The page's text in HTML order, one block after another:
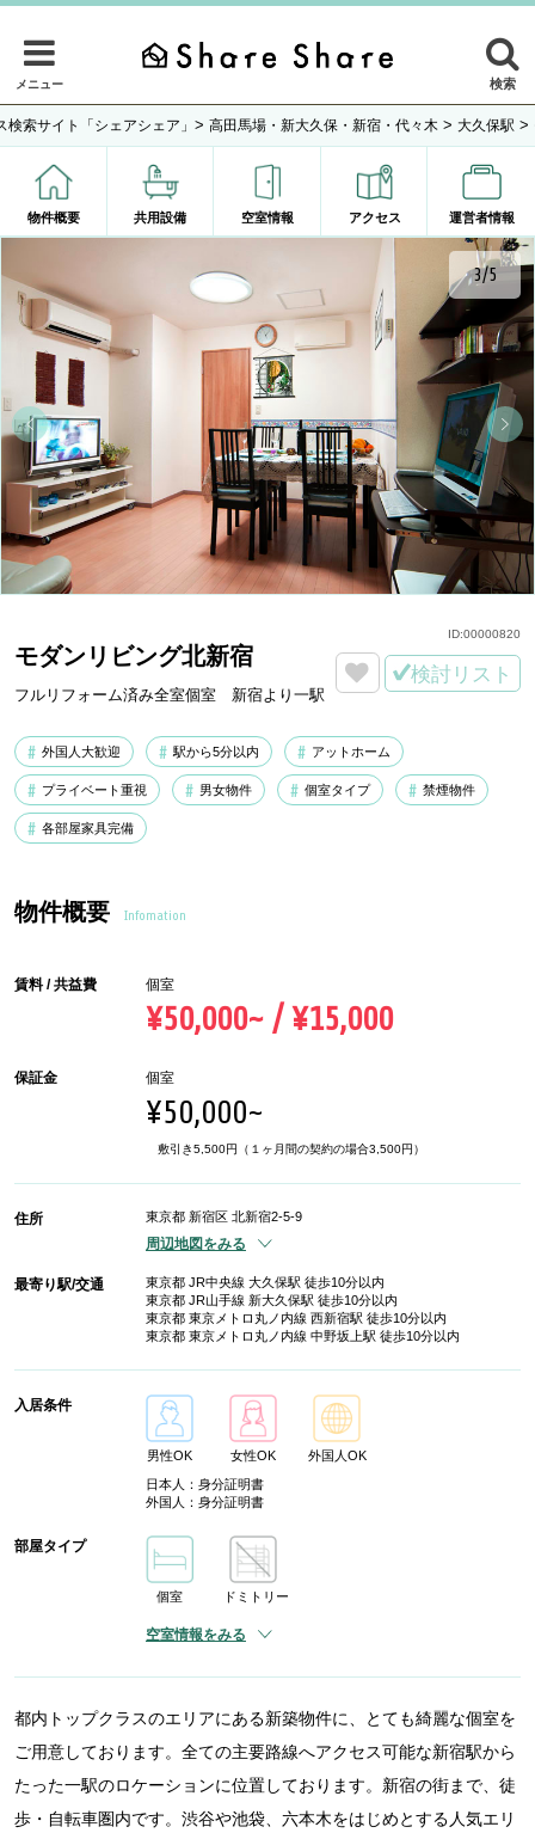
メニュー 検索
検索サイト「シェアシェア」 > 高田馬場・新大久保・新宿・代々木 > 大久保駅 >
物件概要 共用設備 空室情報 アクセス 運営者情報
3/5
モダンリビング北新宿
フルリフォーム済み全室個室 新宿より一駅
検討リスト
外国人大歓迎 駅から5分以内 アットホーム
プライベート重視 男女物件 個室タイプ 禁煙物件
各部屋家具完備
ID:00000820
物件概要 Infomation
賃料 / 共益費 個室
¥50,000~ / ¥15,000
保証金 個室
¥50,000~
敷引き5,500円（１ヶ月間の契約の場合3,500円）
住所 東京都 新宿区 北新宿2-5-9
周辺地図をみる
最寄り駅/交通
東京都 JR中央線 大久保駅 徒歩10分以内
東京都 JR山手線 新大久保駅 徒歩10分以内
東京都 東京メトロ丸ノ内線 西新宿駅 徒歩10分以内
東京都 東京メトロ丸ノ内線 中野坂上駅 徒歩10分以内
入居条件
男性OK 女性OK
外国人OK
日本人：身分証明書
外国人：身分証明書
部屋タイプ
個室 ドミトリー
空室情報をみる
都内トップクラスのエリアにある新築物件に、とても綺麗な個室を
ご用意しております。全ての主要路線へアクセス可能な新宿駅から
たった一駅のロケーションに位置しております。新宿の街まで、徒
歩・自転車圏内です。渋谷や池袋、六本木をはじめとする人気エリ